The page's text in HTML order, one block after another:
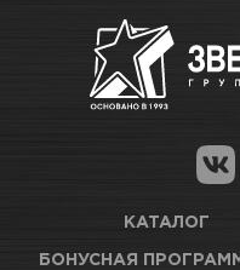
Нет в наличии
Новосибирск,
КАРТА ПРОЕЗДА И
Как купить
Гарантия на
Магазины для
Оптовые
КАТАЛОГ
БОНУСНАЯ